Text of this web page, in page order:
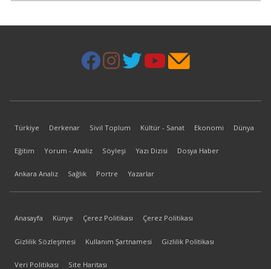
Türkiye Derkenar Sivil Toplum Kültür - Sanat Ekonomi Dünya
Eğitim Yorum - Analiz Söyleşi Yazı Dizisi Dosya Haber
Ankara Analiz Sağlık Portre Yazarlar
Anasayfa Künye Çerez Politikası Çerez Politikası
Gizlilik Sözleşmesi Kullanım Şartnamesi Gizlilik Politikası
Veri Politikası Site Haritası